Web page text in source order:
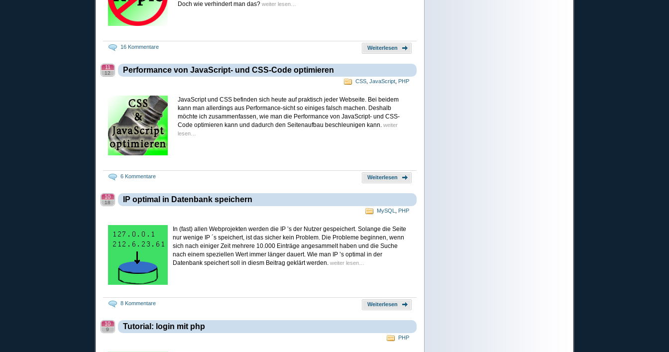
Doch wie verhindert man das? weiter lesen…
16 Kommentare Weiterlesen
Performance von JavaScript- und CSS-Code optimieren
11
12
CSS JavaScript PHP
JavaScript und CSS befinden sich heute auf praktisch jeder Webseite. Bei beidem
kann man allerdings aus Performance-sicht so einiges falsch machen. Deshalb
möchte ich zusammenfassen, wie man die Performance von JavaScript- und CSS-
Code optimieren kann und dadurch den Seitenaufbau beschleunigen kann. weiter
lesen…
6 Kommentare Weiterlesen
IP optimal in Datenbank speichern
10
18
MySQL PHP
In (fast) allen Webprojekten werden die IP ’s der Nutzer gespeichert. Solange die Seite
nur wenige IP ´s speichert, ist das sicher kein Problem. Die Probleme beginnen, wenn
sich nach einiger Zeit mehrere 10.000 Einträge angesammelt haben und die Suche
nach einem speziellen Wert immer länger dauert. Wie man IP ’s optimal in der
Datenbank speichert soll in diesm Beitrag geklärt werden. weiter lesen…
8 Kommentare Weiterlesen
Tutorial: login mit php
10
9
PHP